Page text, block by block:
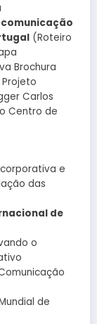
(Roteiro
Brochura
Carlos
Centro de
e
das
de
o
de